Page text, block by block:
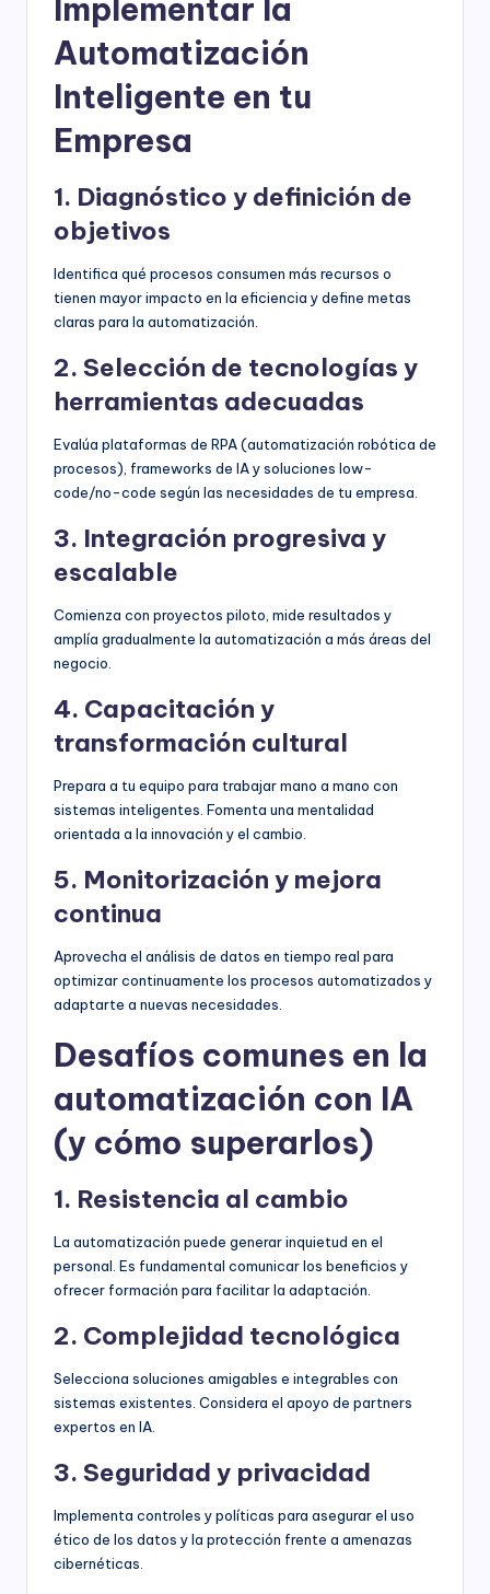
Implementar la
Automatización
Inteligente en tu
Empresa
1. Diagnóstico y definición de
objetivos
Identifica qué procesos consumen más recursos o
tienen mayor impacto en la eficiencia y define metas
claras para la automatización.
2. Selección de tecnologías y
herramientas adecuadas
Evalúa plataformas de RPA (automatización robótica de
procesos), frameworks de IA y soluciones low-
code/no-code según las necesidades de tu empresa.
3. Integración progresiva y
escalable
Comienza con proyectos piloto, mide resultados y
amplía gradualmente la automatización a más áreas del
negocio.
4. Capacitación y
transformación cultural
Prepara a tu equipo para trabajar mano a mano con
sistemas inteligentes. Fomenta una mentalidad
orientada a la innovación y el cambio.
5. Monitorización y mejora
continua
Aprovecha el análisis de datos en tiempo real para
optimizar continuamente los procesos automatizados y
adaptarte a nuevas necesidades.
Desafíos comunes en la
automatización con IA
(y cómo superarlos)
1. Resistencia al cambio
La automatización puede generar inquietud en el
personal. Es fundamental comunicar los beneficios y
ofrecer formación para facilitar la adaptación.
2. Complejidad tecnológica
Selecciona soluciones amigables e integrables con
sistemas existentes. Considera el apoyo de partners
expertos en IA.
3. Seguridad y privacidad
Implementa controles y políticas para asegurar el uso
ético de los datos y la protección frente a amenazas
cibernéticas.